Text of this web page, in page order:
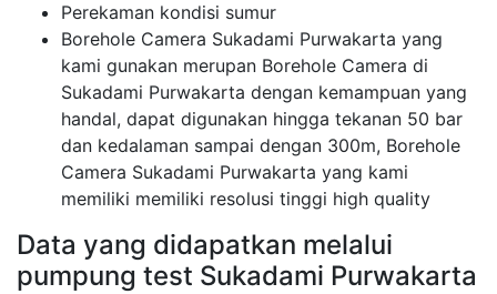
Perekaman kondisi sumur
Borehole Camera Sukadami Purwakarta yang
kami gunakan merupan Borehole Camera di
Sukadami Purwakarta dengan kemampuan yang
handal, dapat digunakan hingga tekanan 50 bar
dan kedalaman sampai dengan 300m, Borehole
Camera Sukadami Purwakarta yang kami
memiliki memiliki resolusi tinggi high quality
Data yang didapatkan melalui
pumpung test Sukadami Purwakarta